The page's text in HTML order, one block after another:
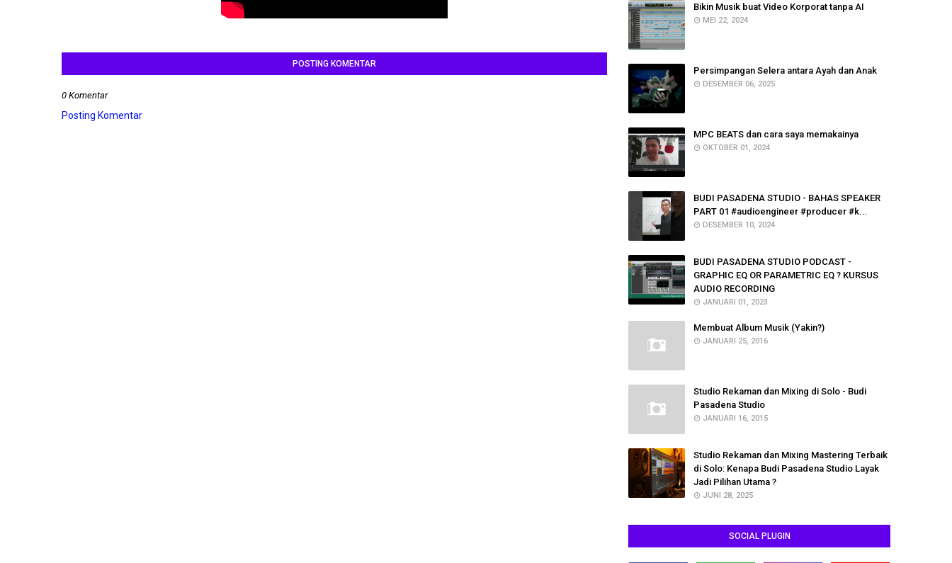
POSTING KOMENTAR
0 Komentar
Posting Komentar
Bikin Musik buat Video Korporat tanpa AI
MEI 22, 2024
Persimpangan Selera antara Ayah dan Anak
DESEMBER 06, 2025
MPC BEATS dan cara saya memakainya
OKTOBER 01, 2024
BUDI PASADENA STUDIO - BAHAS SPEAKER
PART 01 #audioengineer #producer #k...
DESEMBER 10, 2024
BUDI PASADENA STUDIO PODCAST -
GRAPHIC EQ OR PARAMETRIC EQ ? KURSUS
AUDIO RECORDING
JANUARI 01, 2023
Membuat Album Musik (Yakin?)
JANUARI 25, 2016
Studio Rekaman dan Mixing di Solo - Budi
Pasadena Studio
JANUARI 16, 2015
Studio Rekaman dan Mixing Mastering Terbaik
di Solo: Kenapa Budi Pasadena Studio Layak
Jadi Pilihan Utama ?
JUNI 28, 2025
SOCIAL PLUGIN